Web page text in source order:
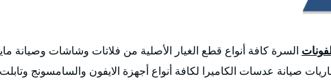
السرة كافة أنواع قطع الغيار الأصلية من فلاتات وشاشات وصيانة
صيانة عدسات الكاميرا لكافة أنواع أجهزة الايفون والسامسونج وتابلت